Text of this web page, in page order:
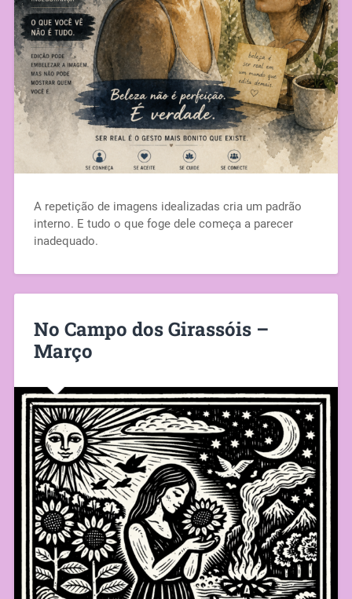
A repetição de imagens idealizadas cria um padrão
interno. E tudo o que foge dele começa a parecer
inadequado.
No Campo dos Girassóis –
Março